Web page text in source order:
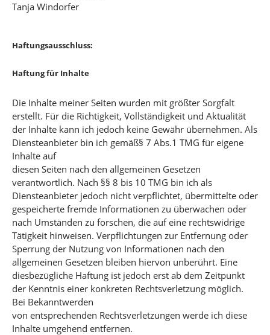
Tanja Windorfer
Haftungsausschluss:
Haftung für Inhalte
Die Inhalte meiner Seiten wurden mit größter Sorgfalt
erstellt. Für die Richtigkeit, Vollständigkeit und Aktualität
der Inhalte kann ich jedoch keine Gewähr übernehmen. Als
Diensteanbieter bin ich gemäß§ 7 Abs.1 TMG für eigene
Inhalte auf
diesen Seiten nach den allgemeinen Gesetzen
verantwortlich. Nach §§ 8 bis 10 TMG bin ich als
Diensteanbieter jedoch nicht verpflichtet, übermittelte oder
gespeicherte fremde Informationen zu überwachen oder
nach Umständen zu forschen, die auf eine rechtswidrige
Tätigkeit hinweisen. Verpflichtungen zur Entfernung oder
Sperrung der Nutzung von Informationen nach den
allgemeinen Gesetzen bleiben hiervon unberührt. Eine
diesbezügliche Haftung ist jedoch erst ab dem Zeitpunkt
der Kenntnis einer konkreten Rechtsverletzung möglich.
Bei Bekanntwerden
von entsprechenden Rechtsverletzungen werde ich diese
Inhalte umgehend entfernen.